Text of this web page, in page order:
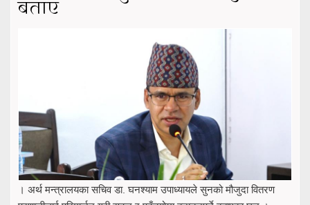
बताए
। अर्थ मन्त्रालयका सचिव डा. घनश्याम उपाध्यायले सुनको मौजुदा वितरण